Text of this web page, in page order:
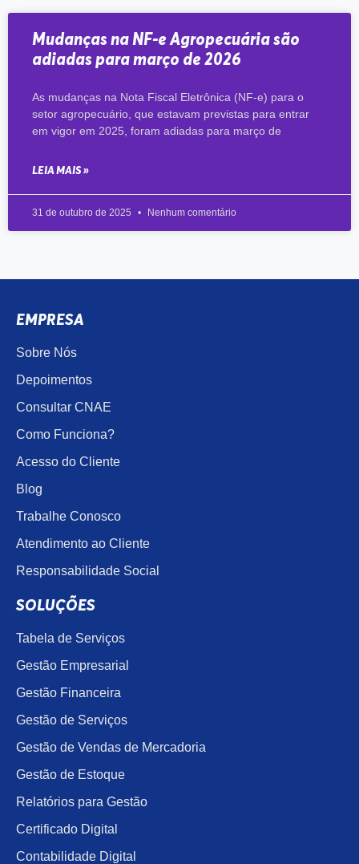
Mudanças na NF-e Agropecuária são
adiadas para março de 2026
As mudanças na Nota Fiscal Eletrônica (NF-e) para o
setor agropecuário, que estavam previstas para entrar
em vigor em 2025, foram adiadas para março de
LEIA MAIS »
31 de outubro de 2025 Nenhum comentário
EMPRESA
Sobre Nós
Depoimentos
Consultar CNAE
Como Funciona?
Acesso do Cliente
Blog
Trabalhe Conosco
Atendimento ao Cliente
Responsabilidade Social
SOLUÇÕES
Tabela de Serviços
Gestão Empresarial
Gestão Financeira
Gestão de Serviços
Gestão de Vendas de Mercadoria
Gestão de Estoque
Relatórios para Gestão
Certificado Digital
Contabilidade Digital